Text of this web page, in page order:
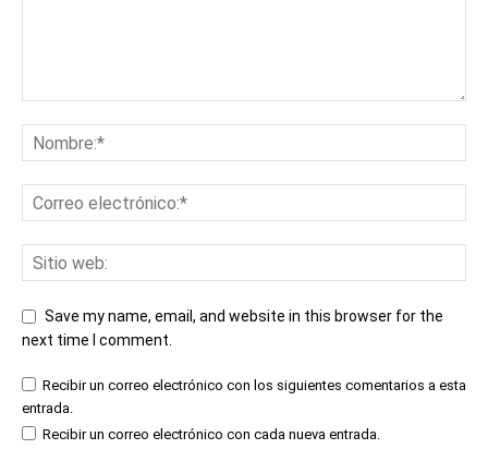
Save my name, email, and website in this browser for the
next time I comment.
Recibir un correo electrónico con los siguientes comentarios a esta
entrada.
Recibir un correo electrónico con cada nueva entrada.